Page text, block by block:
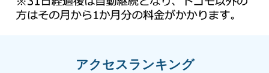
アクセスランキング